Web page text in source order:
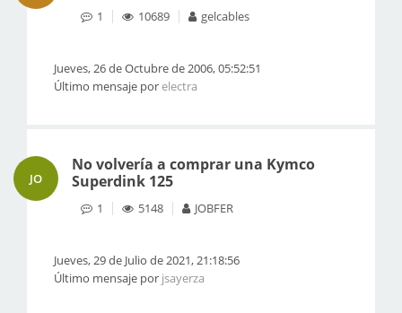
1 10689 gelcables
Jueves, 26 de Octubre de 2006, 05:52:51
Último mensaje porelectra
JO
No volvería a comprar una Kymco
Superdink 125
1 5148 JOBFER
Jueves, 29 de Julio de 2021, 21:18:56
Último mensaje por jsayerza